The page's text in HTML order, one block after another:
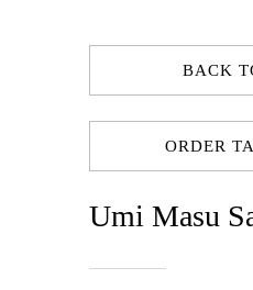
BACK
ORDER
Umi Masu